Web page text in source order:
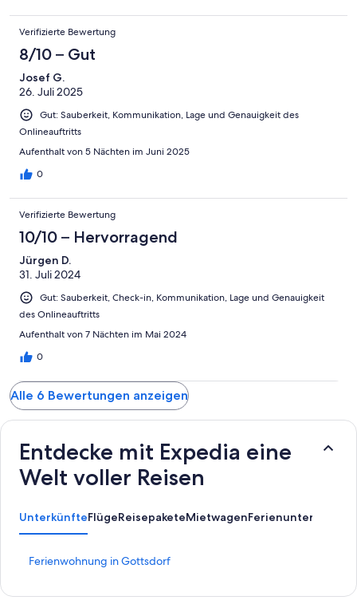
house. The agency did not respond to our concerns. We
received standardized replies.
Verifizierte Bewertung
8/10 – Gut
Josef G.
26. Juli 2025
Gut: Sauberkeit, Kommunikation, Lage und Genauigkeit des
Onlineauftritts
Aufenthalt von 5 Nächten im Juni 2025
0
Verifizierte Bewertung
10/10 – Hervorragend
Jürgen D.
31. Juli 2024
Gut: Sauberkeit, Check-in, Kommunikation, Lage und Genauigkeit
des Onlineauftritts
Aufenthalt von 7 Nächten im Mai 2024
0
Alle 6 Bewertungen anzeigen
Entdecke mit Expedia eine
Welt voller Reisen
UnterkünfteFlügeReisepaketeMietwagenFerienunterkünfte
Ferienwohnung in Gottsdorf
L